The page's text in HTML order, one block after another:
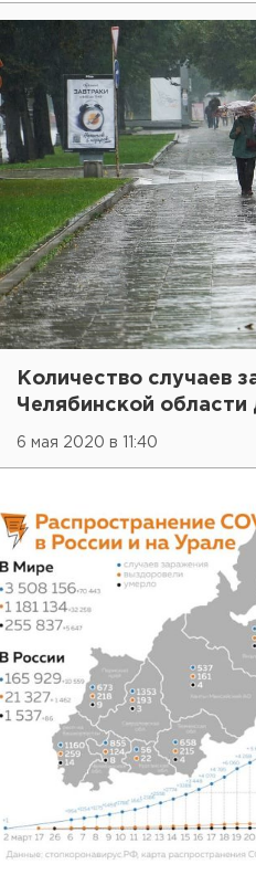
Количество случаев
Челябинской области
6 мая 2020 в 11:40